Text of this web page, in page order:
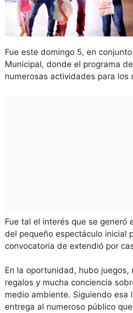
Fue este domingo 5, en
Municipal, donde el programa
numerosas actividades para los
Fue tal el interés que se generó
del pequeño espectáculo inicial
convocatoria de extendió por
En la oportunidad, hubo juegos,
regalos y mucha conciencia
medio ambiente. Siguiendo esa
entrega al numeroso público